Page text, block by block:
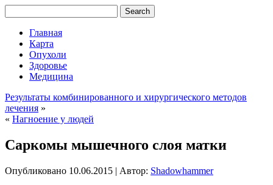
Главная
Карта
Опухоли
Здоровье
Медицина
Результаты комбинированного и хирургического методов
лечения »
« Нагноение у людей
Саркомы мышечного слоя матки
Опубликовано 10.06.2015 | Автор: Shadowhammer